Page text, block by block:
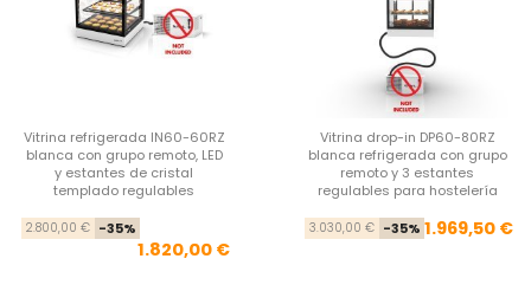
Vitrina refrigerada IN60-60RZ
blanca con grupo remoto, LED
y estantes de cristal
templado regulables
Precio base
2.800,00 € -35%
1.820,00 €
Vitrina drop-in DP60-80RZ
blanca refrigerada con grupo
remoto y 3 estantes
regulables para hostelería
3.030,00 € -35% 1.969,50 €